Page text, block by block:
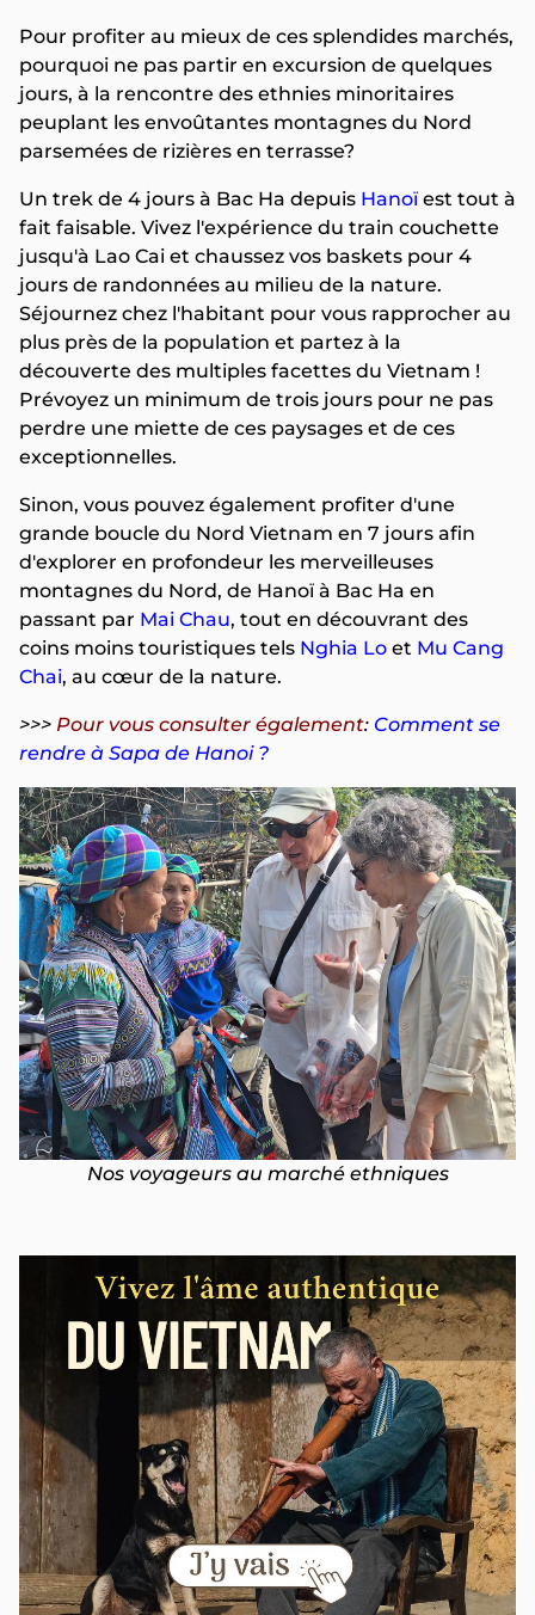
Pour profiter au mieux de ces splendides marchés,
pourquoi ne pas partir en excursion de quelques
jours, à la rencontre des ethnies minoritaires
peuplant les envoûtantes montagnes du Nord
parsemées de rizières en terrasse?
Un trek de 4 jours à Bac Ha depuis Hanoï est tout à
fait faisable. Vivez l'expérience du train couchette
jusqu'à Lao Cai et chaussez vos baskets pour 4
jours de randonnées au milieu de la nature.
Séjournez chez l'habitant pour vous rapprocher au
plus près de la population et partez à la
découverte des multiples facettes du Vietnam !
Prévoyez un minimum de trois jours pour ne pas
perdre une miette de ces paysages et de ces
exceptionnelles.
Sinon, vous pouvez également profiter d'une
grande boucle du Nord Vietnam en 7 jours afin
d'explorer en profondeur les merveilleuses
montagnes du Nord, de Hanoï à Bac Ha en
passant par Mai Chau, tout en découvrant des
coins moins touristiques tels Nghia Lo et Mu Cang
Chai, au cœur de la nature.
>>> Pour vous consulter également: Comment se
rendre à Sapa de Hanoi ?
Nos voyageurs au marché ethniques